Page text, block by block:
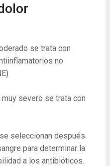
se trata con
no
severo se trata con
seleccionan después
para determinar la
a los antibióticos.